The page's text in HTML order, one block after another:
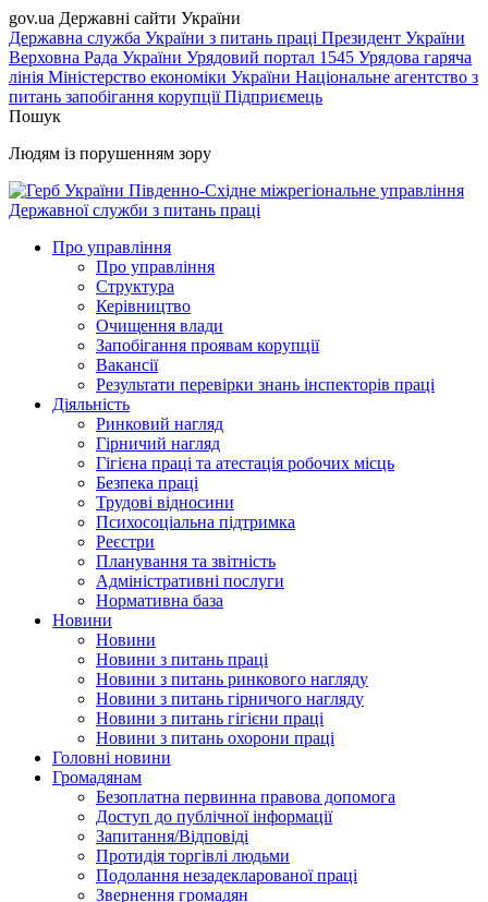
gov.ua Державні сайти України
Державна служба України з питань праці Президент України
Верховна Рада України Урядовий портал 1545 Урядова гаряча
лінія Міністерство економіки України Національне агентство з
питань запобігання корупціїПідприємець
Пошук
Людям із порушенням зору
Південно-Східне міжрегіональне управління
Державної служби з питань праці
Про управління
Про управління
Структура
Керівництво
Очищення влади
Запобігання проявам корупції
Вакансії
Результати перевірки знань інспекторів праці
Діяльність
Ринковий нагляд
Гірничий нагляд
Гігієна праці та атестація робочих місць
Безпека праці
Трудові відносини
Психосоціальна підтримка
Реєстри
Планування та звітність
Адміністративні послуги
Нормативна база
Новини
Новини
Новини з питань праці
Новини з питань ринкового нагляду
Новини з питань гірничого нагляду
Новини з питань гігієни праці
Новини з питань охорони праці
Головні новини
Громадянам
Безоплатна первинна правова допомога
Доступ до публічної інформації
Запитання/Відповіді
Протидія торгівлі людьми
Подолання незадекларованої праці
Звернення громадян